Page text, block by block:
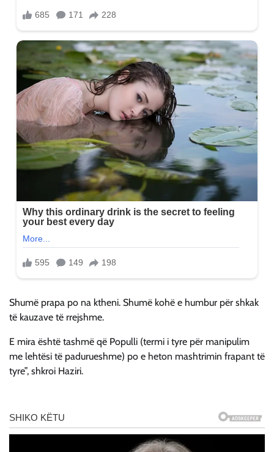
Shumë prapa po na ktheni. Shumë kohë e humbur për shkak
të kauzave të rrejshme.
E mira është tashmë që Populli (termi i tyre për manipulim
me lehtësi të padurueshme) po e heton mashtrimin frapant të
tyre”, shkroi Haziri.